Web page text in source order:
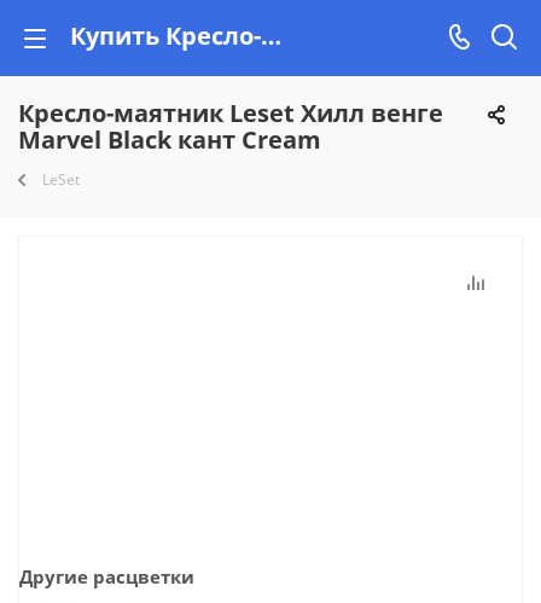
Купить Кресло-маятник Leset Хилл венге Marvel Black кант Cream в Минске, рассрочка на Vishop.by
Кресло-маятник Leset Хилл венге
Marvel Black кант Cream
LeSet
Другие расцветки